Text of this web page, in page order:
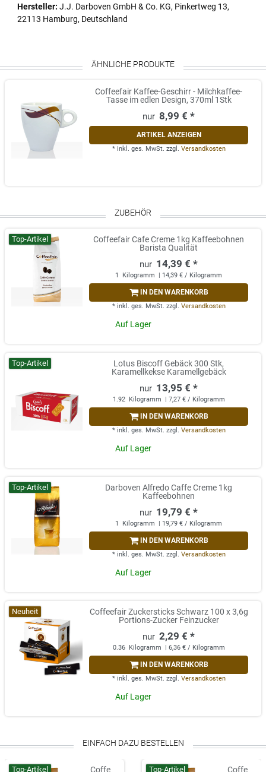
Hersteller: J.J. Darboven GmbH & Co. KG, Pinkertweg 13,
22113 Hamburg, Deutschland
ÄHNLICHE PRODUKTE
Coffeefair Kaffee-Geschirr - Milchkaffee-
Tasse im edlen Design, 370ml 1Stk
8,99 € *
ARTIKEL ANZEIGEN
* inkl. ges. MwSt. zzgl. Versandkosten
ZUBEHÖR
Top-Artikel
Coffeefair Cafe Creme 1kg Kaffeebohnen
Barista Qualität
14,39 € *
1 Kilogramm | 14,39 € / Kilogramm
IN DEN WARENKORB
* inkl. ges. MwSt. zzgl. Versandkosten
Auf Lager
Top-Artikel
Lotus Biscoff Gebäck 300 Stk,
Karamellkekse Karamellgebäck
13,95 € *
1.92 Kilogramm | 7,27 € / Kilogramm
IN DEN WARENKORB
* inkl. ges. MwSt. zzgl. Versandkosten
Auf Lager
Top-Artikel
Darboven Alfredo Caffe Creme 1kg
Kaffeebohnen
19,79 € *
1 Kilogramm | 19,79 € / Kilogramm
IN DEN WARENKORB
* inkl. ges. MwSt. zzgl. Versandkosten
Auf Lager
Neuheit
Coffeefair Zuckersticks Schwarz 100 x 3,6g
Portions-Zucker Feinzucker
2,29 € *
0.36 Kilogramm | 6,36 € / Kilogramm
IN DEN WARENKORB
* inkl. ges. MwSt. zzgl. Versandkosten
Auf Lager
EINFACH DAZU BESTELLEN
Top-Artikel Coffe Top-Artikel Coffe